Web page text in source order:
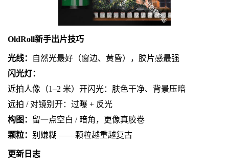
OldRoll新手出片技巧
光线：
自然光最好（窗边、黄昏），胶片感最强
闪光灯：
近拍人像（1–2 米）开闪光：肤色干净、背景压暗
远拍 / 对镜别开：过曝 + 反光
构图： 留一点空白 / 暗角，更像真胶卷
颗粒： 别嫌糊 ——颗粒越重越复古
更新日志